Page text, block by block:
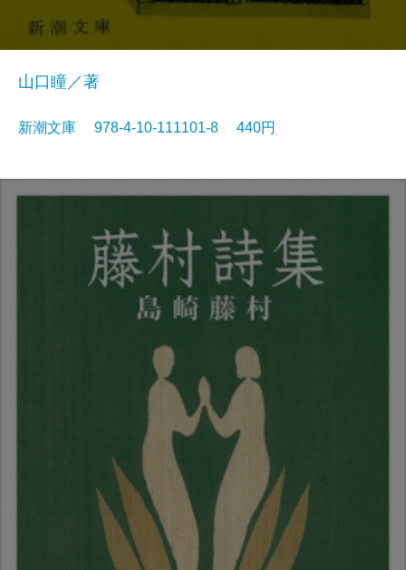
山口瞳／著
新潮文庫 978-4-10-111101-8 440円